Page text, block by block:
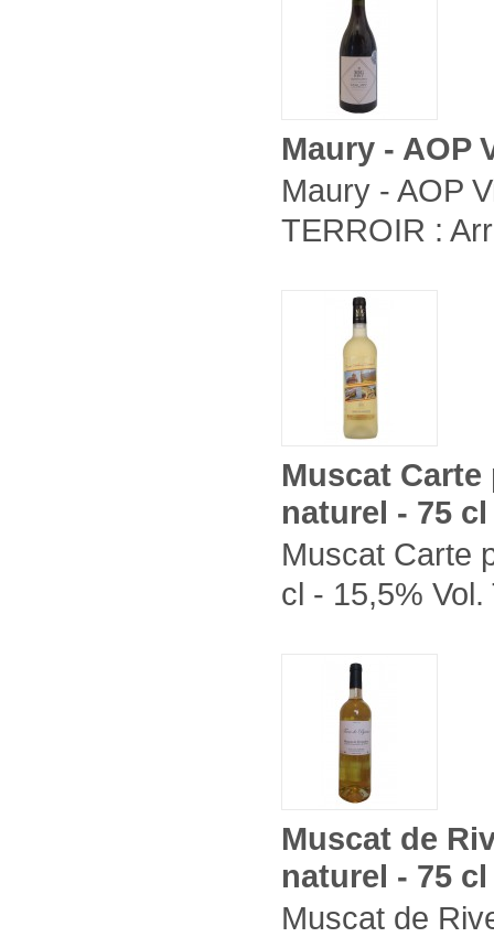
Maury - AOP
Maury - AOP
TERROIR :
Muscat
naturel - 75 cl
Muscat Carte
cl - 15,5%
Muscat de
naturel - 75 cl
Muscat de